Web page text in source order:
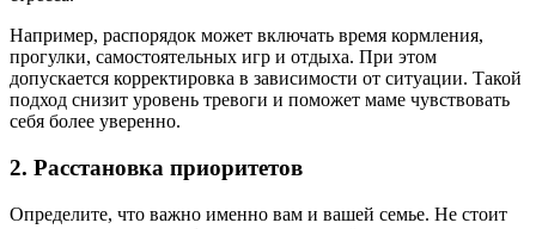
Например, распорядок может включать время кормления,
прогулки, самостоятельных игр и отдыха. При этом
допускается корректировка в зависимости от ситуации. Такой
подход снизит уровень тревоги и поможет маме чувствовать
себя более уверенно.
2. Расстановка приоритетов
Определите, что важно именно вам и вашей семье. Не стоит